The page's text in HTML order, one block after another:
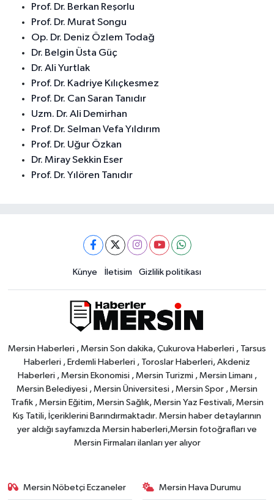
Prof. Dr. Berkan Reşorlu
Prof. Dr. Murat Songu
Op. Dr. Deniz Özlem Todağ
Dr. Belgin Üsta Güç
Dr. Ali Yurtlak
Prof. Dr. Kadriye Kılıçkesmez
Prof. Dr. Can Saran Tanıdır
Uzm. Dr. Ali Demirhan
Prof. Dr. Selman Vefa Yıldırım
Prof. Dr. Uğur Özkan
Dr. Miray Sekkin Eser
Prof. Dr. Yılören Tanıdır
Künye İletisim Gizlilik politikası
Mersin Haberleri , Mersin Son dakika, Çukurova Haberleri , Tarsus
Haberleri , Erdemli Haberleri , Toroslar Haberleri, Akdeniz
Haberleri , Mersin Ekonomisi , Mersin Turizmi , Mersin Limanı ,
Mersin Belediyesi , Mersin Üniversitesi , Mersin Spor , Mersin
Trafik , Mersin Eğitim, Mersin Sağlık, Mersin Yaz Festivali, Mersin
Kış Tatili, İçeriklerini Barındırmaktadır. Mersin haber detaylarının
yer aldığı sayfamızda Mersin haberleri,Mersin fotoğrafları ve
Mersin Firmaları ilanları yer alıyor
Mersin Nöbetçi Eczaneler Mersin Hava Durumu